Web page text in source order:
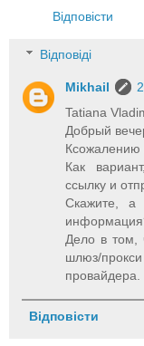
Відповісти
Відповіді
Mikhail
Tatiana
Добрый
Ксожалению
Как
ссылку и
Скажите, а
Дело в том,
шлюз/
провайдера.
Відповісти